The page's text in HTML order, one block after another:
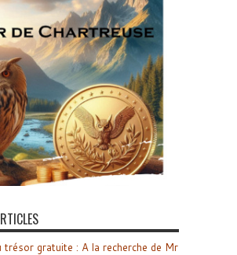
trésor gratuite : A la recherche de Mr